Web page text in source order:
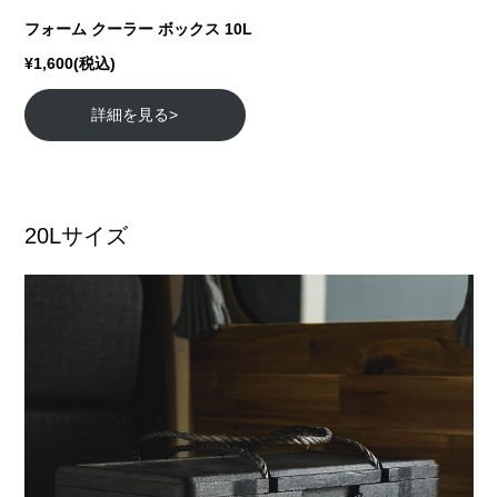
フォーム クーラー ボックス 10L
¥1,600(税込)
詳細を見る>
20Lサイズ